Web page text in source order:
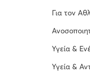
Για τον
Υγεία &
Υγεία &